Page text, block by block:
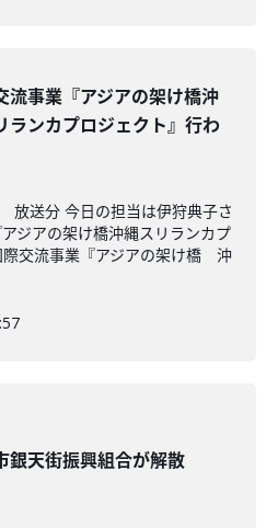
流事業『アジアの架け橋沖
ランカプロジェクト』行わ
送分 今日の担当は伊狩典子さ
ジアの架け橋沖縄スリランカプ
際交流事業『アジアの架け橋 沖
銀天街振興組合が解散